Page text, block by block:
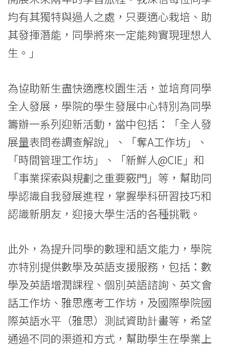
均有其獨特與過人之處，只要適心栽培、助
其發揮潛能，同學將來一定能夠實現理想人
生。」
為協助新生盡快適應校園生活，並培育同學
全人發展，學院的學生發展中心特別為同學
籌辦一系列迎新活動，當中包括：「全人發
展量表問卷調查解說」、「奪A工作坊」、
「時間管理工作坊」、「新鮮人@CIE」和
「事業探索與規劃之重要竅門」等，幫助同
學認識自我發展進程，掌握學科研習技巧和
認識新朋友，迎接大學生活的各種挑戰。
此外，為提升同學的數理和語文能力，學院
亦特別提供數學及英語支援服務，包括：數
學及英語增潤課程、個別英語諮詢、英文會
話工作坊、雅思應考工作坊，及國際學院國
際英語水平（雅思）測試資助計畫等，希望
通過不同的渠道和方式，幫助學生在學業上